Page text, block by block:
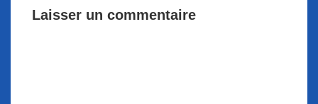
Laisser un commentaire